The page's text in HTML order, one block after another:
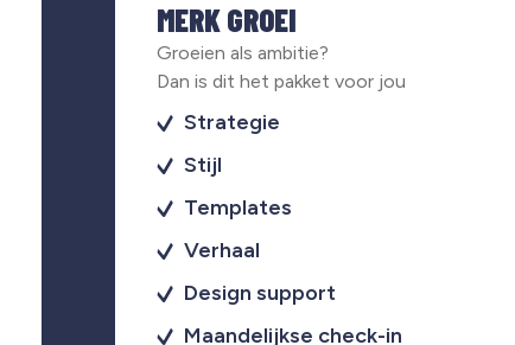
MERK GROEI
Groeien als ambitie?
Dan is dit het pakket voor jou
Strategie
Stijl
Templates
Verhaal
Design support
Maandelijkse check-in